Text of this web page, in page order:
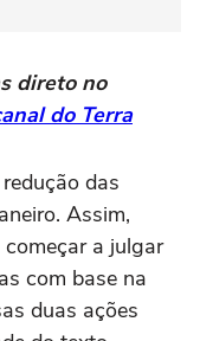
direto no
do Terra
das
Assim,
a julgar
com base na
duas ações